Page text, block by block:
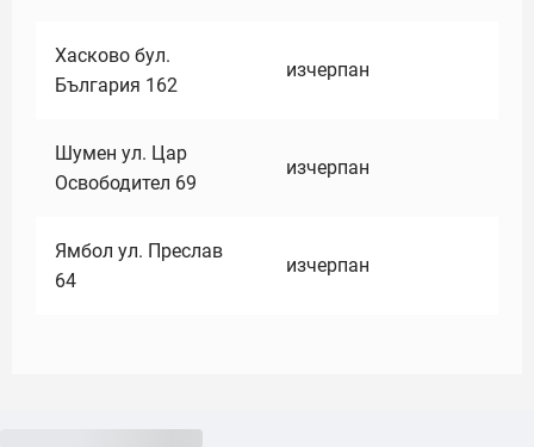
Хасково бул.
България 162
изчерпан
Шумен ул. Цар
Освободител 69
изчерпан
Ямбол ул. Преслав
64
изчерпан